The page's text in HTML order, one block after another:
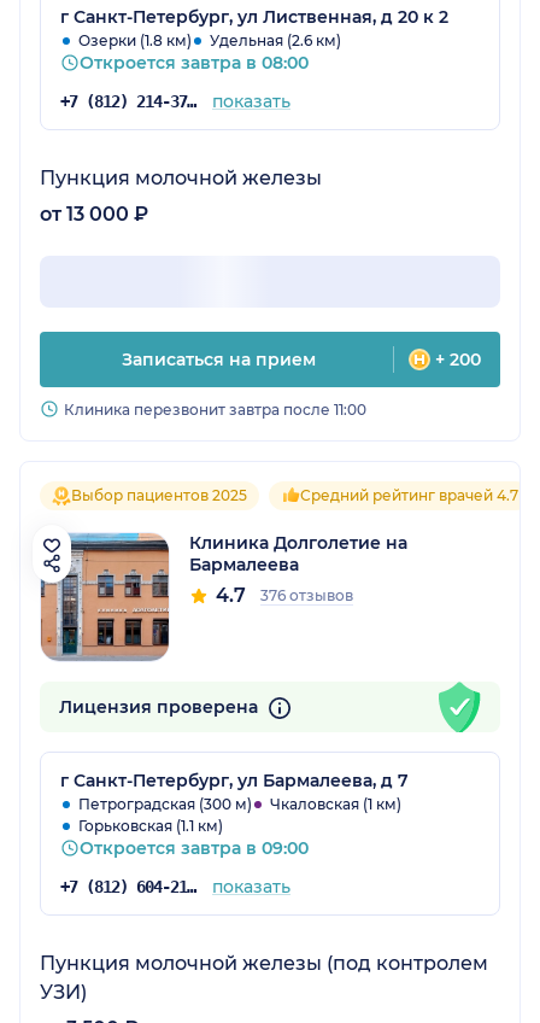
г Санкт-Петербург, ул Лиственная, д 20 к 2
Озерки (1.8 км) Удельная (2.6 км)
Откроется завтра в 08:00
+7 (812) 214-37-93 показать
Пункция молочной железы
от 13 000 ₽
Записаться на прием + 200
Клиника перезвонит завтра после 11:00
Выбор пациентов 2025 Средний рейтинг врачей 4.7
Клиника Долголетие на
Бармалеева
4.7 376 отзывов
Лицензия проверена
г Санкт-Петербург, ул Бармалеева, д 7
Петроградская (300 м)
Чкаловская (1 км)
Горьковская (1.1 км)
Откроется завтра в 09:00
+7 (812) 604-21-66 показать
Пункция молочной железы (под контролем
УЗИ)